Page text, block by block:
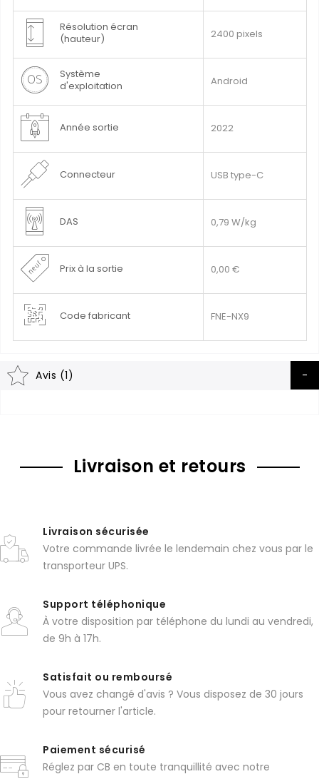
Résolution écran
(hauteur)
2400 pixels
Système
d'exploitation
Android
Année sortie 2022
Connecteur USB type-C
DAS 0,79 W/kg
Prix à la sortie 0,00 €
Code fabricant FNE-NX9
Avis (1)
Livraison et retours
Livraison sécurisée
Votre commande livrée le lendemain chez vous par le
transporteur UPS.
Support téléphonique
À votre disposition par téléphone du lundi au vendredi,
de 9h à 17h.
Satisfait ou remboursé
Vous avez changé d'avis ? Vous disposez de 30 jours
pour retourner l'article.
Paiement sécurisé
Réglez par CB en toute tranquillité avec notre